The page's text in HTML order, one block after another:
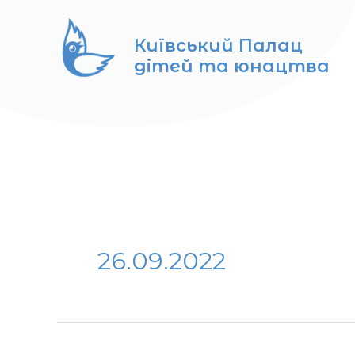
Київський Палац
дітей та юнацтва
26.09.2022